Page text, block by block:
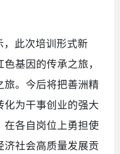
，此次培训形式新
基因的传承之旅，
旅。今后将把善洲精
化为干事创业的强大
在各自岗位上勇担使
济社会高质量发展贡